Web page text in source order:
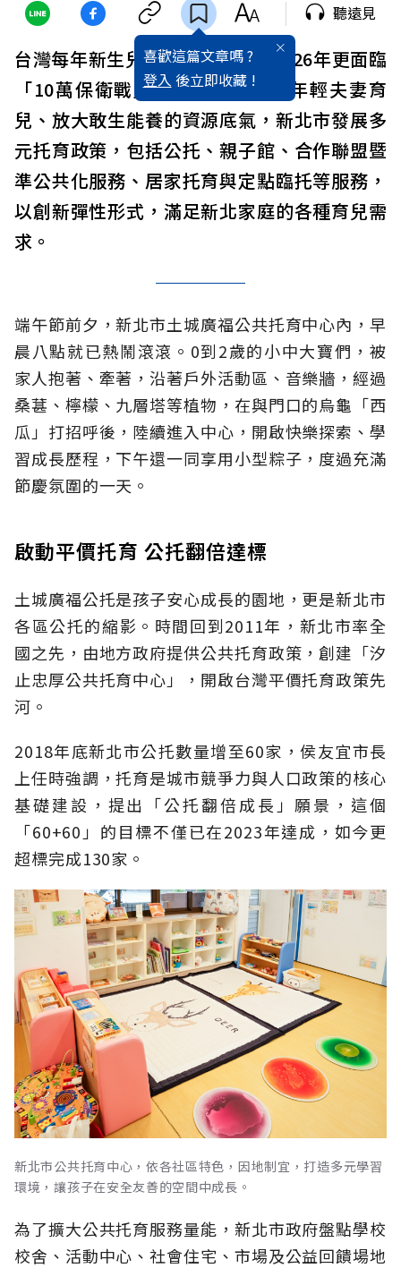
喜歡這篇文章嗎 ?
登入 後立即收藏 !
聽遠見
台灣每年新生兒人數持續下探，2026年更面臨
「10萬保衛戰」！為了全面支援年輕夫妻育
兒、放大敢生能養的資源底氣，新北市發展多
元托育政策，包括公托、親子館、合作聯盟暨
準公共化服務、居家托育與定點臨托等服務，
以創新彈性形式，滿足新北家庭的各種育兒需
求。
端午節前夕，新北市土城廣福公共托育中心內，早
晨八點就已熱鬧滾滾。0到2歲的小中大寶們，被
家人抱著、牽著，沿著戶外活動區、音樂牆，經過
桑葚、檸檬、九層塔等植物，在與門口的烏龜「西
瓜」打招呼後，陸續進入中心，開啟快樂探索、學
習成長歷程，下午還一同享用小型粽子，度過充滿
節慶氛圍的一天。
啟動平價托育 公托翻倍達標
土城廣福公托是孩子安心成長的園地，更是新北市
各區公托的縮影。時間回到2011年，新北市率全
國之先，由地方政府提供公共托育政策，創建「汐
止忠厚公共托育中心」，開啟台灣平價托育政策先
河。
2018年底新北市公托數量增至60家，侯友宜市長
上任時強調，托育是城市競爭力與人口政策的核心
基礎建設，提出「公托翻倍成長」願景，這個
「60+60」的目標不僅已在2023年達成，如今更
超標完成130家。
新北市公共托育中心，依各社區特色，因地制宜，打造多元學習
環境，讓孩子在安全友善的空間中成長。
為了擴大公共托育服務量能，新北市政府盤點學校
校舍、活動中心、社會住宅、市場及公益回饋場地